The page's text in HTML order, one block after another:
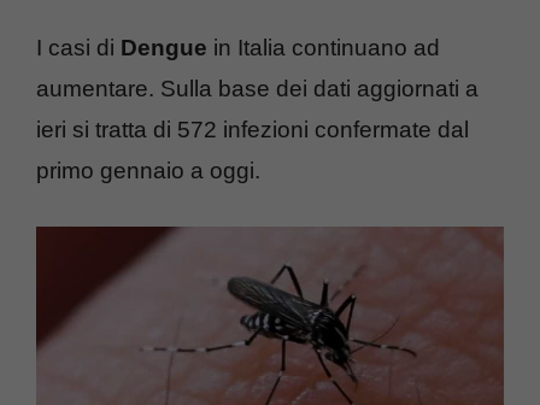
I casi di Dengue in Italia continuano ad
aumentare. Sulla base dei dati aggiornati a
ieri si tratta di 572 infezioni confermate dal
primo gennaio a oggi.